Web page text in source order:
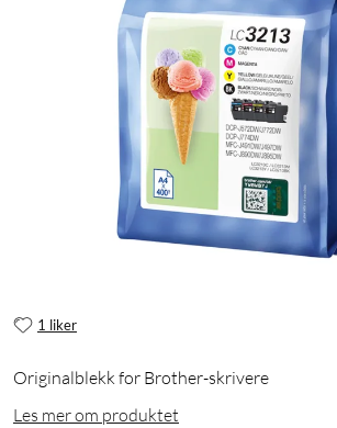
1 liker
Originalblekk for Brother-skrivere
Les mer om produktet